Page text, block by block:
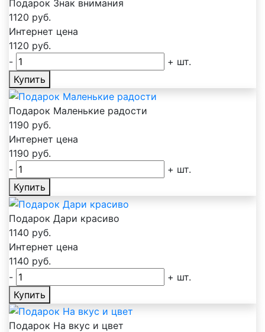
Подарок Знак внимания
1120 руб.
Интернет цена
1120 руб.
-
+ шт.
Купить
Подарок Маленькие радости
1190 руб.
Интернет цена
1190 руб.
-
+ шт.
Купить
Подарок Дари красиво
1140 руб.
Интернет цена
1140 руб.
-
+ шт.
Купить
Подарок На вкус и цвет